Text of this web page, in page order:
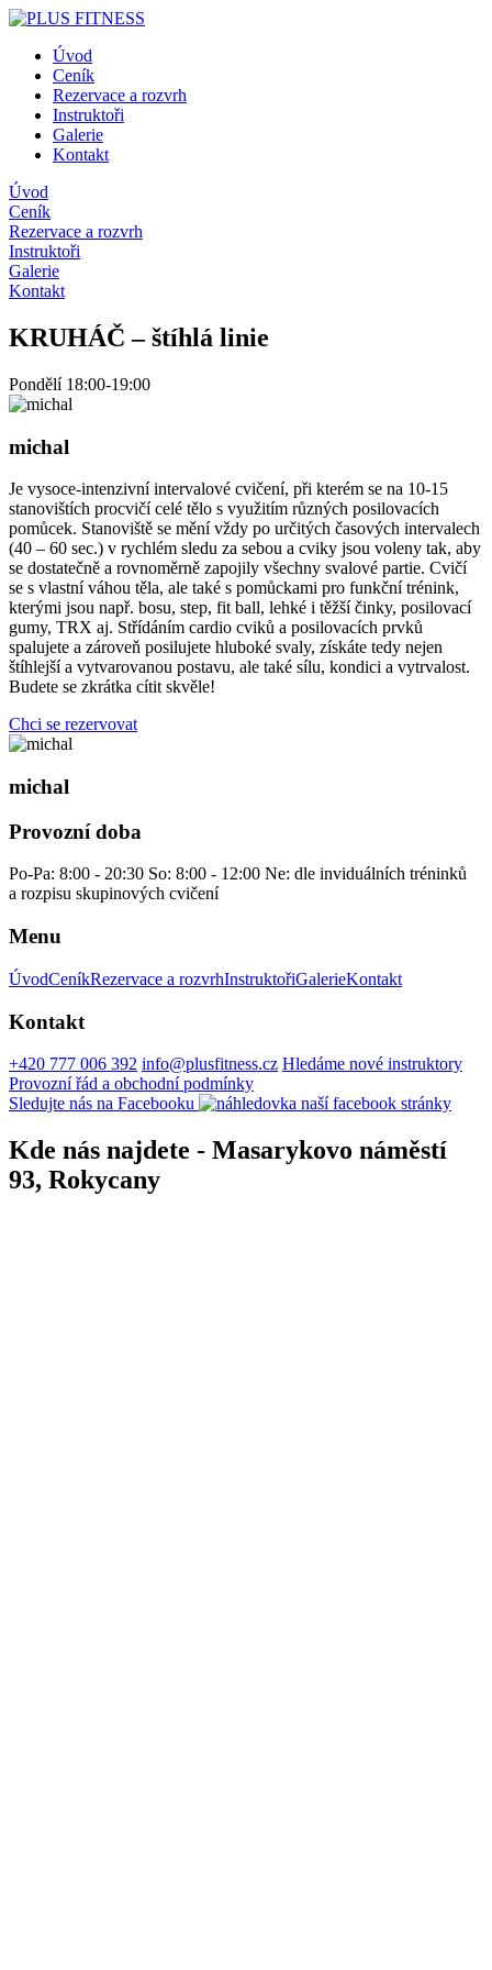
Úvod
Ceník
Rezervace a rozvrh
Instruktoři
Galerie
Kontakt
Úvod
Ceník
Rezervace a rozvrh
Instruktoři
Galerie
Kontakt
KRUHÁČ – štíhlá linie
Pondělí 18:00-19:00
michal
Je vysoce-intenzivní intervalové cvičení, při kterém se na 10-15
stanovištích procvičí celé tělo s využitím různých posilovacích
pomůcek. Stanoviště se mění vždy po určitých časových intervalech
(40 – 60 sec.) v rychlém sledu za sebou a cviky jsou voleny tak, aby
se dostatečně a rovnoměrně zapojily všechny svalové partie. Cvičí
se s vlastní váhou těla, ale také s pomůckami pro funkční trénink,
kterými jsou např. bosu, step, fit ball, lehké i těžší činky, posilovací
gumy, TRX aj. Střídáním cardio cviků a posilovacích prvků
spalujete a zároveň posilujete hluboké svaly, získáte tedy nejen
štíhlejší a vytvarovanou postavu, ale také sílu, kondici a vytrvalost.
Budete se zkrátka cítit skvěle!
Chci se rezervovat
michal
Provozní doba
Po-Pa: 8:00 - 20:30 So: 8:00 - 12:00 Ne: dle inviduálních tréninků
a rozpisu skupinových cvičení
Menu
ÚvodCeníkRezervace a rozvrhInstruktořiGalerieKontakt
Kontakt
+420 777 006 392 info@plusfitness.cz Hledáme nové instruktory
Provozní řád a obchodní podmínky
Sledujte nás na Facebooku
Kde nás najdete - Masarykovo náměstí
93, Rokycany